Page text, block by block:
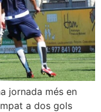
jornada més en
a dos gols